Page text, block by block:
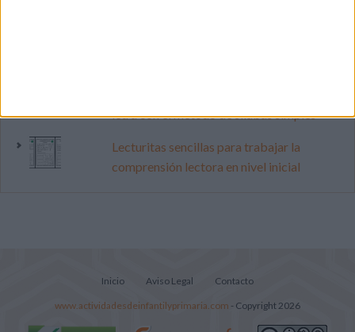
letra con el método de sílabas simples
Lecturitas sencillas para trabajar la
comprensión lectora en nivel inicial
Inicio Aviso Legal Contacto
www.actividadesdeinfantilyprimaria.com - Copyright 2026